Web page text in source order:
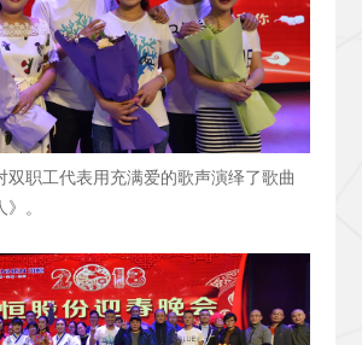
双职工代表用充满爱的歌声演绎了歌曲
。